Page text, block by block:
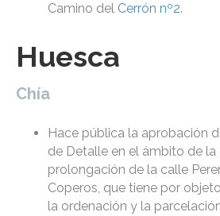
Camino del Cerrón nº2.
Huesca
Chía
Hace pública la aprobación
de Detalle en el ámbito de la
prolongación de la calle
Coperos, que tiene por
la ordenación y la